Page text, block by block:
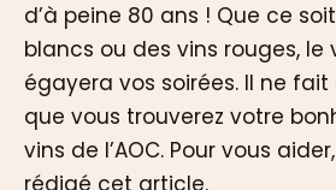
d’à peine 80 ans ! Que ce
blancs ou des vins rouges, le
égayera vos soirées. Il ne
que vous trouverez votre
vins de l’AOC. Pour vous
rédigé cet article.